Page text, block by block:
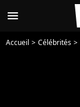
menu
Accueil Célébrités